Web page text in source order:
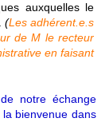
auxquelles le
(Les adhérent.e.s
de M le recteur
en faisant
notre échange
bienvenue dans